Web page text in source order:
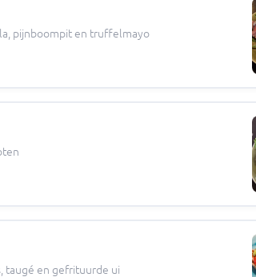
pijnboompit en truffelmayo
taugé en gefrituurde ui